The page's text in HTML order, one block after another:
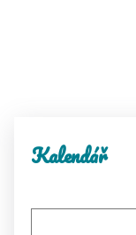
Kalendář